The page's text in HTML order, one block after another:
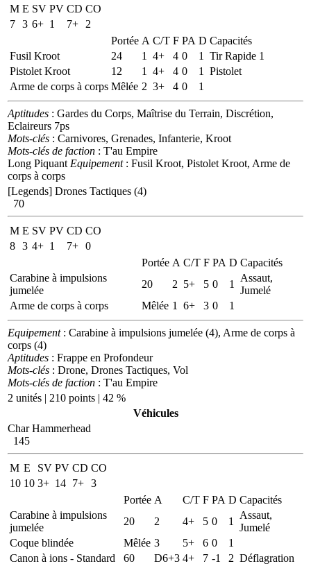
M E SV PV CD CO
7 3 6+ 1 7+
2
Portée A C/T F PA D Capacités
Fusil Kroot
24 1 4+ 4 0 1
Tir Rapide 1
Pistolet Kroot
12 1 4+ 4 0 1
Pistolet
Arme de corps à corps Mêlée 2 3+ 4 0 1
Aptitudes : Gardes du Corps, Maîtrise du Terrain, Discrétion,
Eclaireurs 7ps
Mots-clés : Carnivores, Grenades, Infanterie, Kroot
Mots-clés de faction : T'au Empire
Long Piquant Equipement: Fusil Kroot, Pistolet Kroot, Arme de
corps à corps
[Legends] Drones Tactiques (4)
70
M E SV PV CD CO
8 3 4+ 1 7+ 0
Portée A C/T F PA D Capacités
Carabine à impulsions
jumelée
20 2 5+ 5 0 1
Assaut,
Jumelé
Arme de corps à corps
Mêlée 1 6+ 3 0 1
Equipement: Carabine à impulsions jumelée (4), Arme de corps à
corps (4)
Aptitudes : Frappe en Profondeur
Mots-clés : Drone, Drones Tactiques, Vol
Mots-clés de faction : T'au Empire
2 unités | 210 points | 42 %
Véhicules
Char Hammerhead
145
M E SV PV CD CO
10 10 3+ 14 7+ 3
Portée A C/T F PA D Capacités
Carabine à impulsions
jumelée
20 2 4+ 5 0 1
Assaut,
Jumelé
Coque blindée
Mêlée 3 5+ 6 0
1
Canon à ions - Standard
60 D6+3 4+ 7 -1 2 Déflagration